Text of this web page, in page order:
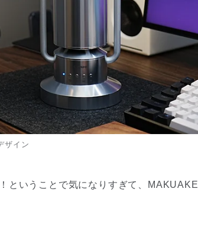
ザイン
ということで気になりすぎて、MAKUAKE